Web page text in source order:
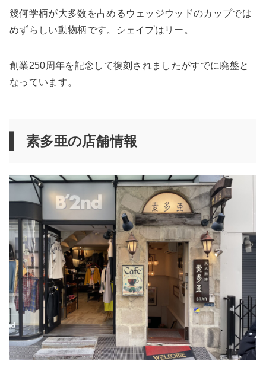
幾何学柄が大多数を占めるウェッジウッドのカップでは
めずらしい動物柄です。シェイプはリー。
創業250周年を記念して復刻されましたがすでに廃盤と
なっています。
素多亜の店舗情報